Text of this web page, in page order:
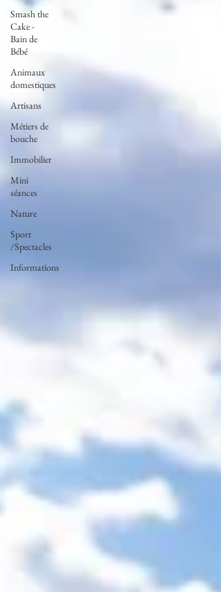
Smash the
Cake -
Bain de
Bébé
Animaux
domestiques
Artisans
Métiers de
bouche
Immobilier
Mini
séances
Nature
Sport
/Spectacles
Informations